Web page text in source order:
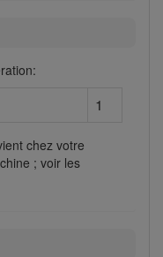
1
chez votre
; voir les